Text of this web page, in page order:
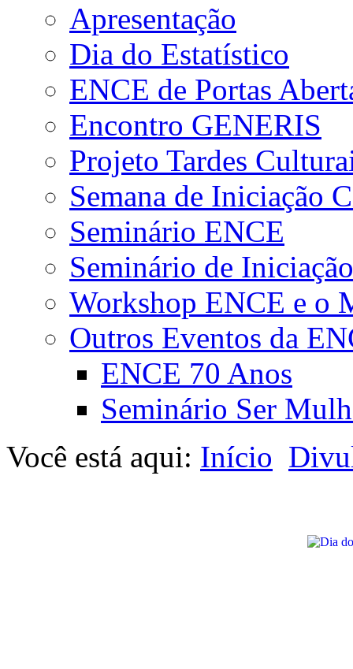
Apresentação
Dia do Estatístico
ENCE de Portas
Encontro GENERIS
Projeto Tardes
Semana de Iniciação
Seminário ENCE
Seminário de
Workshop ENCE e o
Outros Eventos da
ENCE 70 Anos
Seminário Ser
Você está aqui: Início